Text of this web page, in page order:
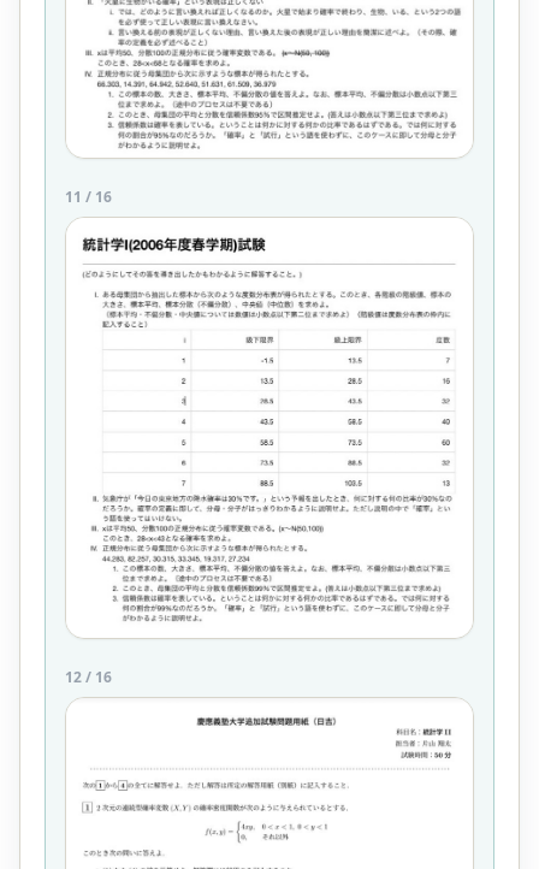
11 / 16
12/ 16